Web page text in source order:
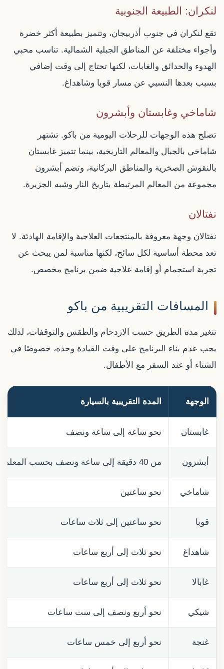
لنكران: الطبيعة الجنوبية
تقع لنكران في جنوب أذربيجان، وتتميز بطبيعة أكثر خضرة
وأجواء مختلفة عن المناطق الجبلية الشمالية. تناسب محبي
الهدوء والحدائق والغابات، لكنها تحتاج إلى وقت إضافي
بسبب بعدها النسبي عن مسار قوبا وشاهداغ.
شاماخي وغابستان وأبشرون
تصلح هذه الوجهات للرحلات اليومية من باكو. تشتهر
شاماخي بالجبال والمعالم التاريخية، بينما تتميز غابستان
بالنقوش الصخرية والمناطق البركانية، وتضم أبشرون
مجموعة من المعالم المرتبطة بتاريخ النار وشبه الجزيرة.
نفتالان
نفتالان وجهة معروفة بالمنتجعات العلاجية والإقامة الهادئة. لا
تعد محطة أساسية لكل سائح، لكنها مناسبة لمن يبحث عن
تجربة استجمام أو إقامة علاجية ضمن برنامج مخصص.
المسافات التقريبية من باكو
تتغير مدة الطريق حسب الازدحام والطقس والتوقفات، لذلك
يجب عدم بناء البرنامج على وقت القيادة وحده، خصوصًا في
الشتاء أو عند السفر مع الأطفال.
الوجهة المدة التقريبية بالسيارة
غابستان نحو ساعة إلى ساعة ونصف
أبشرون من 40 دقيقة إلى ساعة ونصف بحسب المعلم
شاماخي نحو ساعتين
قوبا نحو ساعتين إلى ثلاث ساعات
شاهداغ نحو ثلاث إلى أربع ساعات
غابالا نحو ثلاث إلى أربع ساعات
شيكي نحو أربع ونصف إلى ست ساعات
غنجة نحو أربع إلى خمس ساعات